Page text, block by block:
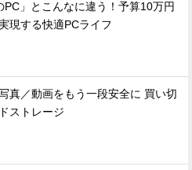
PC」とこんなに違う！予算10万円
現する快適PCライフ
真／動画をもう一段安全に 買い切
ストレージ